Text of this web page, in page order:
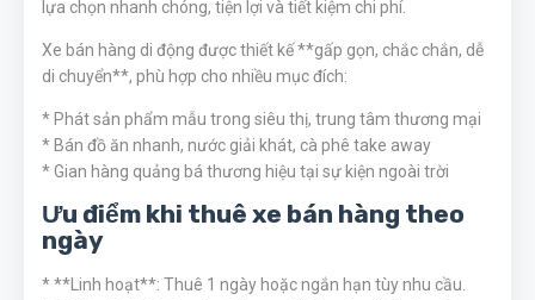
lựa chọn nhanh chóng, tiện lợi và tiết kiệm chi phí.
Xe bán hàng di động được thiết kế **gấp gọn, chắc chắn, dễ
di chuyển**, phù hợp cho nhiều mục đích:
* Phát sản phẩm mẫu trong siêu thị, trung tâm thương mại
* Bán đồ ăn nhanh, nước giải khát, cà phê take away
* Gian hàng quảng bá thương hiệu tại sự kiện ngoài trời
Ưu điểm khi thuê xe bán hàng theo
ngày
* **Linh hoạt**: Thuê 1 ngày hoặc ngắn hạn tùy nhu cầu.